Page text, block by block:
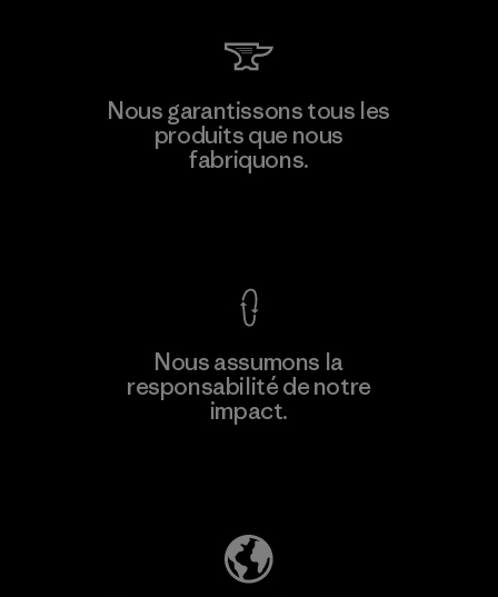
Teijin Frontier Co., Ltd.
Material-supplier
Nous garantissons tous les
produits que nous
fabriquons.
Nous assumons la
responsabilité de notre
impact.